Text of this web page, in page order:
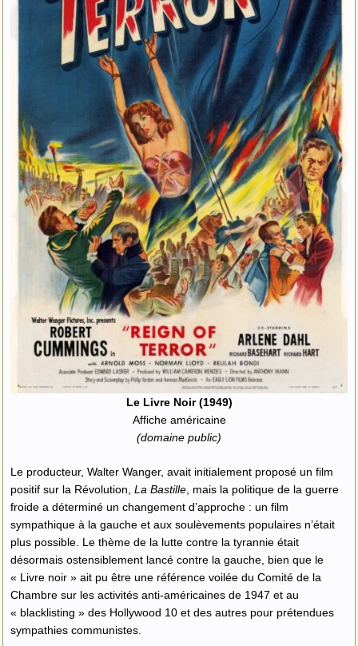
Le Livre Noir (1949)
Affiche américaine
(domaine public)
Le producteur, Walter Wanger, avait initialement proposé un film
positif sur la Révolution, La Bastille, mais la politique de la guerre
froide a déterminé un changement d’approche : un film
sympathique à la gauche et aux soulèvements populaires n’était
plus possible. Le thème de la lutte contre la tyrannie était
désormais ostensiblement lancé contre la gauche, bien que le
« Livre noir » ait pu être une référence voilée du Comité de la
Chambre sur les activités anti-américaines de 1947 et au
« blacklisting » des Hollywood 10 et des autres pour prétendues
sympathies communistes.